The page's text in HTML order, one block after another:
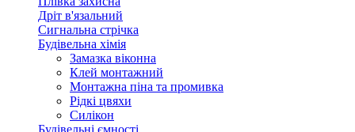
Дріт в'язальний
Сигнальна стрічка
Будівельна хімія
Замазка віконна
Клей монтажний
Монтажна піна та промивка
Рідкі цвяхи
Силікон
Будівельні ємності